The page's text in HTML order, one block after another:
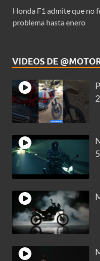
Honda F1 admite que no
problema hasta enero
VIDEOS DE